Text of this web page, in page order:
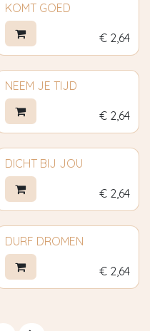
KOMT GOED
€ 2,64
NEEM JE TIJD
€ 2,64
DICHT BIJ JOU
€ 2,64
DURF DROMEN
€ 2,64